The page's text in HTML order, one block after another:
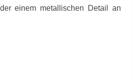
einem metallischen Detail an